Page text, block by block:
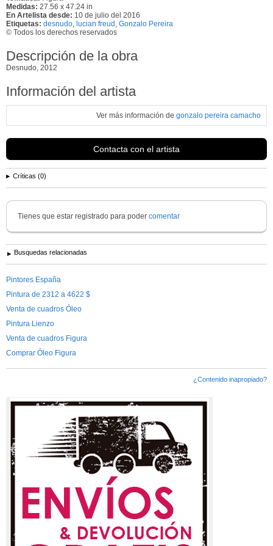
Medidas: 27.56 x 47.24 in
En Artelista desde: 10 de julio del 2016
Etiquetas: desnudo, lucian freud , Gonzalo Pereira
© Todos los derechos reservados
Descripción de la obra
Desnudo, 2012
Información del artista
Ver más información de gonzalo pereira camacho
Contacta con el artista
Críticas (0)
Tienes que estar registrado para poder comentar
Busquedas relacionadas
Pintores España
Pintura de 2312 a 4622 $
Venta de cuadros Óleo
Pintura Lienzo
Venta de cuadros Figura
Comprar Óleo Figura
¿Contenido inapropiado?